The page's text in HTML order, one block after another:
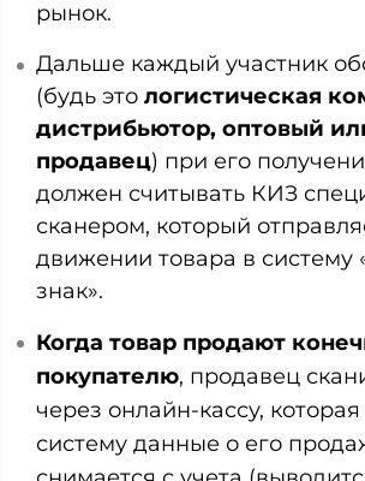
рынок.
Дальше каждый участник
(будь это логистическая
дистрибьютор, оптовый
продавец) при его
должен считывать КИЗ
сканером, который
движении товара в систему
знак».
Когда товар продают
покупателю, продавец
через онлайн-кассу,
систему данные о его